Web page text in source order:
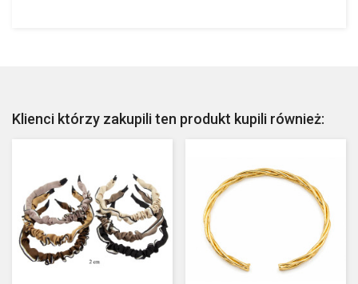
Klienci którzy zakupili ten produkt kupili również: